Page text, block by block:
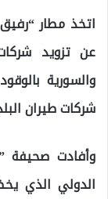
اتخذ مطار “رفيق
عن تزويد
والسورية
شركات طيران
وأفادت صحيفة ”
الدولي الذي